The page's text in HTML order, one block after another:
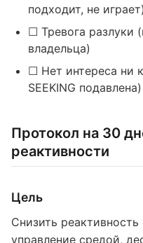
подходит, не играет)
☐ Тревога разлуки
владельца)
☐ Нет интереса ни
SEEKING подавлена)
Протокол на 30
реактивности
Цель
Снизить
управление средой,